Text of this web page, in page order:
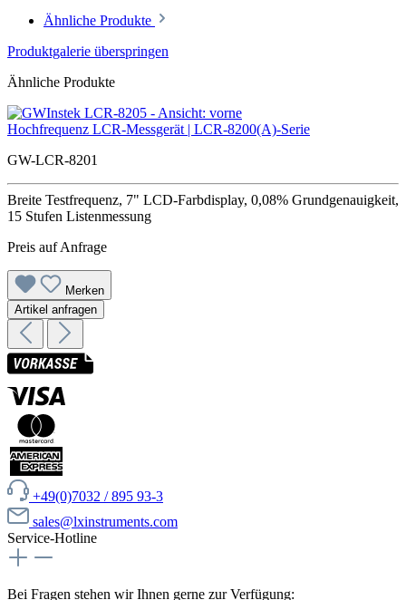
Ähnliche Produkte
Produktgalerie überspringen
Ähnliche Produkte
Hochfrequenz LCR-Messgerät | LCR-8200(A)-Serie
GW-LCR-8201
Breite Testfrequenz, 7" LCD-Farbdisplay, 0,08% Grundgenauigkeit,
15 Stufen Listenmessung
Preis auf Anfrage
Merken
Artikel anfragen
+49(0)7032 / 895 93-3
sales@lxinstruments.com
Service-Hotline
Bei Fragen stehen wir Ihnen gerne zur Verfügung: